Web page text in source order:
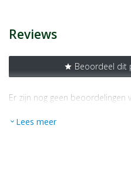
Reviews
star Beoordeel dit
Er zijn nog geen
expand_more Lees meer